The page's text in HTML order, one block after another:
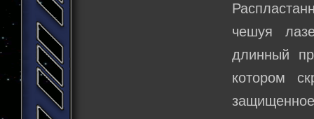
чешуя
длинный
котором